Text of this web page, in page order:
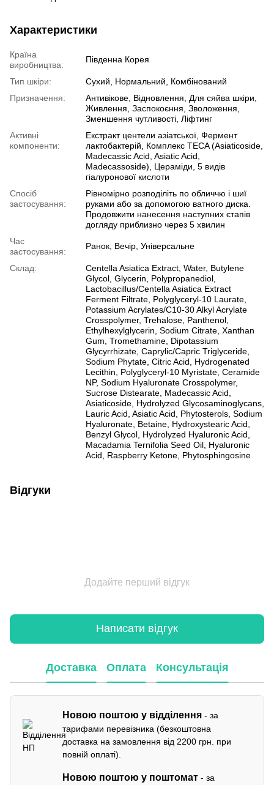
Характеристики
Країна
виробництва:
Південна Корея
Тип шкіри:
Сухий, Нормальний, Комбінований
Призначення:
Антивікове, Відновлення, Для сяйва шкіри,
Живлення, Заспокоєння, Зволоження,
Зменшення чутливості, Ліфтинг
Активні
компоненти:
Екстракт центели азіатської, Фермент
лактобактерій, Комплекс TECA (Asiaticoside,
Madecassic Acid, Asiatic Acid,
Madecassoside), Цераміди, 5 видів
гіалуронової кислоти
Спосіб
застосування:
Рівномірно розподіліть по обличчю і шиї
руками або за допомогою ватного диска.
Продовжити нанесення наступних єтапів
догляду приблизно через 5 хвилин
Час
застосування:
Ранок, Вечір, Універсальне
Склад:
Centella Asiatica Extract, Water, Butylene
Glycol, Glycerin, Polypropanediol,
Lactobacillus/Centella Asiatica Extract
Ferment Filtrate, Polyglyceryl-10 Laurate,
Potassium Acrylates/C10-30 Alkyl Acrylate
Crosspolymer, Trehalose, Panthenol,
Ethylhexylglycerin, Sodium Citrate, Xanthan
Gum, Tromethamine, Dipotassium
Glycyrrhizate, Caprylic/Capric Triglyceride,
Sodium Phytate, Citric Acid, Hydrogenated
Lecithin, Polyglyceryl-10 Myristate, Ceramide
NP, Sodium Hyaluronate Crosspolymer,
Sucrose Distearate, Madecassic Acid,
Asiaticoside, Hydrolyzed Glycosaminoglycans,
Lauric Acid, Asiatic Acid, Phytosterols, Sodium
Hyaluronate, Betaine, Hydroxystearic Acid,
Benzyl Glycol, Hydrolyzed Hyaluronic Acid,
Macadamia Ternifolia Seed Oil, Hyaluronic
Acid, Raspberry Ketone, Phytosphingosine
Відгуки
Додайте перший відгук
Написати відгук
Доставка Оплата Консультація
Новою поштою у відділення - за
тарифами перевізника (безкоштовна
доставка на замовлення від 2200 грн. при
повній оплаті).
Новою поштою у поштомат - за